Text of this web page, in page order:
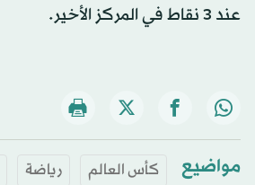
عند 3 نقاط في المركز الأخير.
مواضيع كأس العالم رياضة